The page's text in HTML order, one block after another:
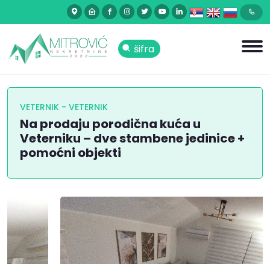
šifra
VETERNIK - VETERNIK
Na prodaju porodična kuća u
Veterniku – dve stambene jedinice +
pomoćni objekti